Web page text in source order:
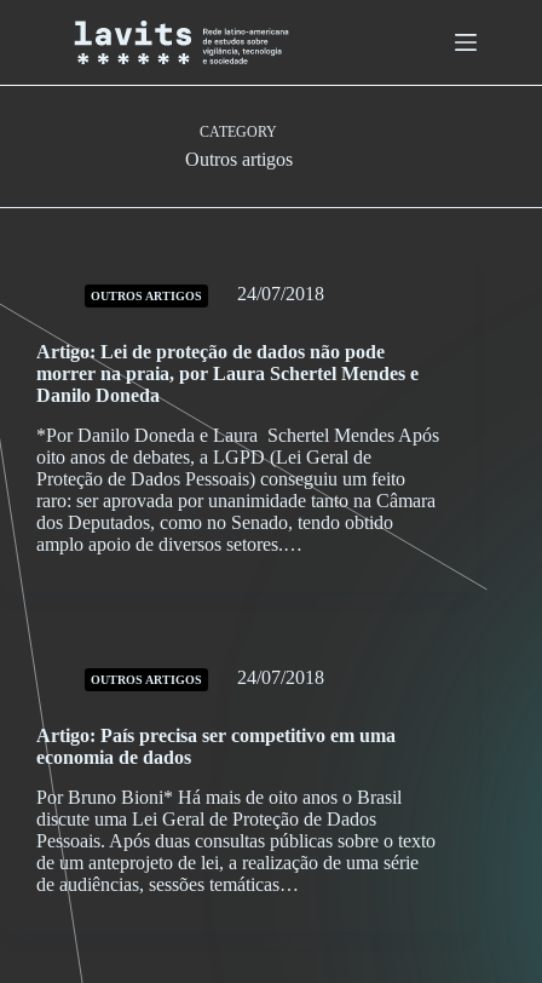
CATEGORY
Outros artigos
OUTROS ARTIGOS 24/07/2018
Artigo: Lei de proteção de dados não pode
morrer na praia, por Laura Schertel Mendes e
Danilo Doneda
*Por Danilo Doneda e Laura Schertel Mendes Após
oito anos de debates, a LGPD (Lei Geral de
Proteção de Dados Pessoais) conseguiu um feito
raro: ser aprovada por unanimidade tanto na Câmara
dos Deputados, como no Senado, tendo obtido
amplo apoio de diversos setores.…
OUTROS ARTIGOS 24/07/2018
Artigo: País precisa ser competitivo em uma
economia de dados
Por Bruno Bioni* Há mais de oito anos o Brasil
discute uma Lei Geral de Proteção de Dados
Pessoais. Após duas consultas públicas sobre o texto
de um anteprojeto de lei, a realização de uma série
de audiências, sessões temáticas…